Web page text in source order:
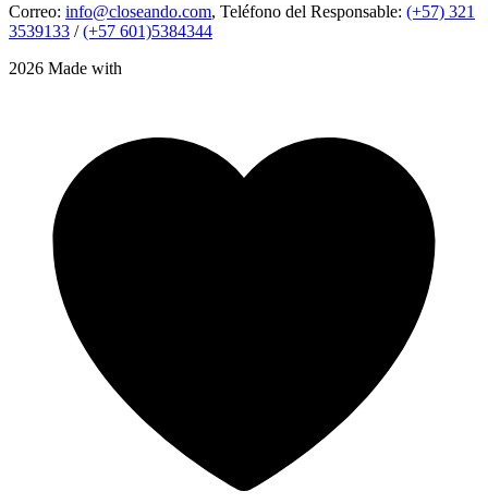
Correo: info@closeando.com, Teléfono del Responsable: (+57) 321
3539133 /(+57 601)5384344
2026 Made with